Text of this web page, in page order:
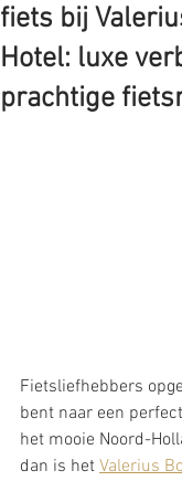
fiets bij
Hotel: luxe
prachtige
Fietsliefhebbers
bent naar een
het mooie Noord-
dan is het Valerius